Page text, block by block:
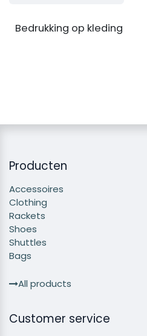
Bedrukking op kleding
Producten
Accessoires
Clothing
Rackets
Shoes
Shuttles
Bags
All products
Customer service